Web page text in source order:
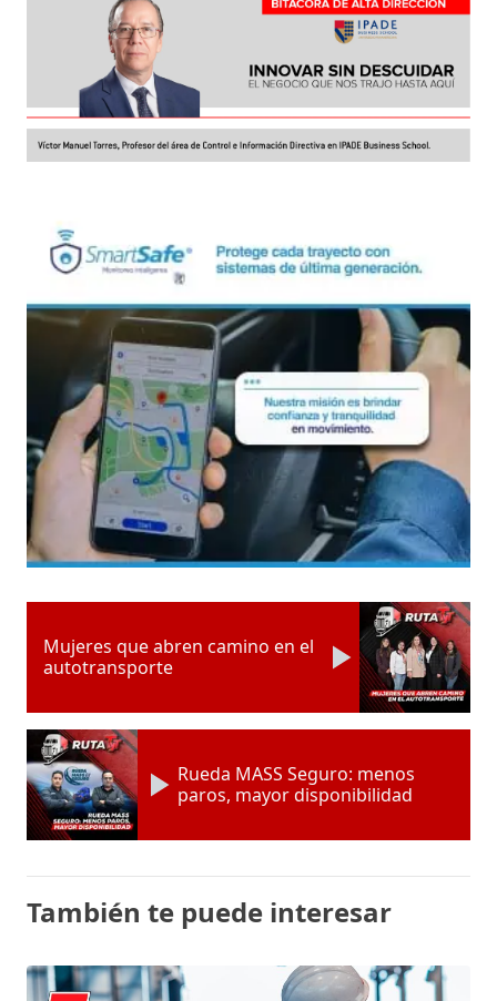
Mujeres que abren camino en el
autotransporte
Rueda MASS Seguro: menos
paros, mayor disponibilidad
También te puede interesar